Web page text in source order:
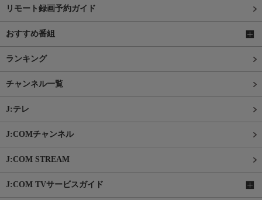
リモート録画予約ガイド
おすすめ番組
ランキング
チャンネル一覧
J:テレ
J:COMチャンネル
J:COM STREAM
J:COM TVサービスガイド